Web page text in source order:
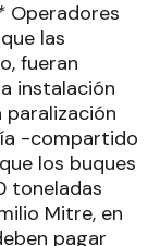
Operadores
las
fueran
instalación
paralización
-compartido
los buques
toneladas
Mitre, en
pagar